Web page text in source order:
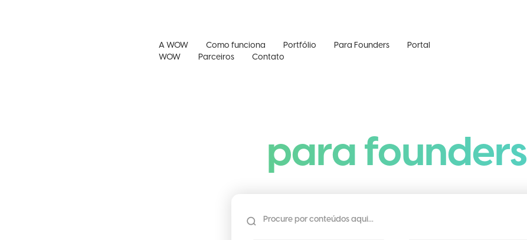
A WOW Como funciona Portfólio Para Founders
Portal
WOW
Parceiros Contato
para founders